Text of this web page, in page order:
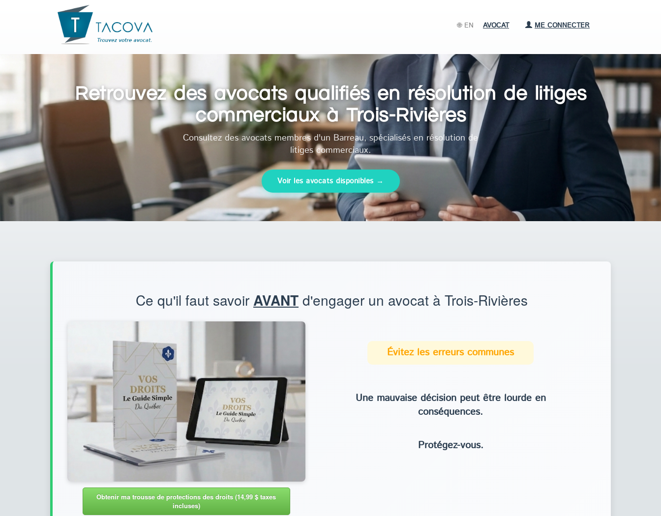
🌐 EN AVOCAT ME CONNECTER
Retrouvez des avocats qualifiés en résolution de litiges
commerciaux à Trois-Rivières
Consultez des avocats membres d'un Barreau, spécialisés en résolution de
litiges commerciaux.
Voir les avocats disponibles →
Ce qu'il faut savoir AVANT d'engager un avocat à Trois-Rivières
Obtenir ma trousse de protections des droits (14,99 $ taxes
incluses)
Évitez les erreurs communes
Une mauvaise décision peut être lourde en
conséquences.
Protégez-vous.